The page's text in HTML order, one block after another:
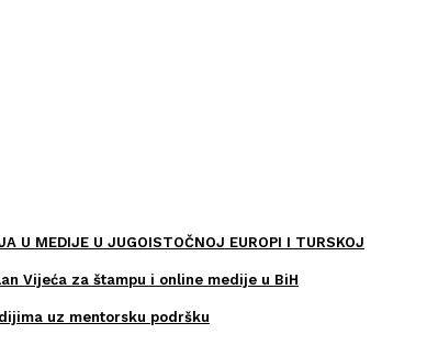
U MEDIJE U JUGOISTOČNOJ EUROPI I TURSKOJ
Vijeća za štampu i online medije u BiH
uz mentorsku podršku